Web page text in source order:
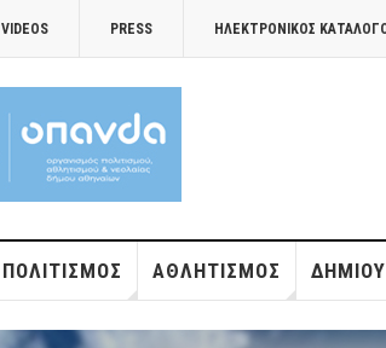
VIDEOS PRESS ΗΛΕΚΤΡΟΝΙΚΟΣ
ΠΟΛΙΤΙΣΜΌΣ ΑΘΛΗΤΙΣΜΌΣ